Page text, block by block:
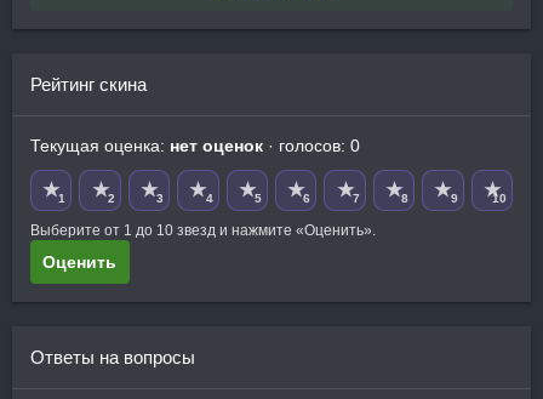
Рейтинг скина
Текущая оценка: нет оценок · голосов: 0
★1 ★2 ★3 ★4 ★5 ★6 ★7 ★8 ★9 ★10
Выберите от 1 до 10 звезд и нажмите «Оценить».
Оценить
Ответы на вопросы